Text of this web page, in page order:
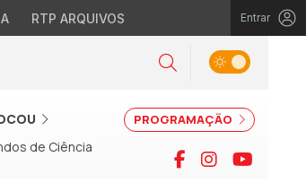
RTP ARQUIVOS Entrar
Pesquisar
Alternar tema
PROGRAMAÇÃO
de Ciência Facebook
Instagram